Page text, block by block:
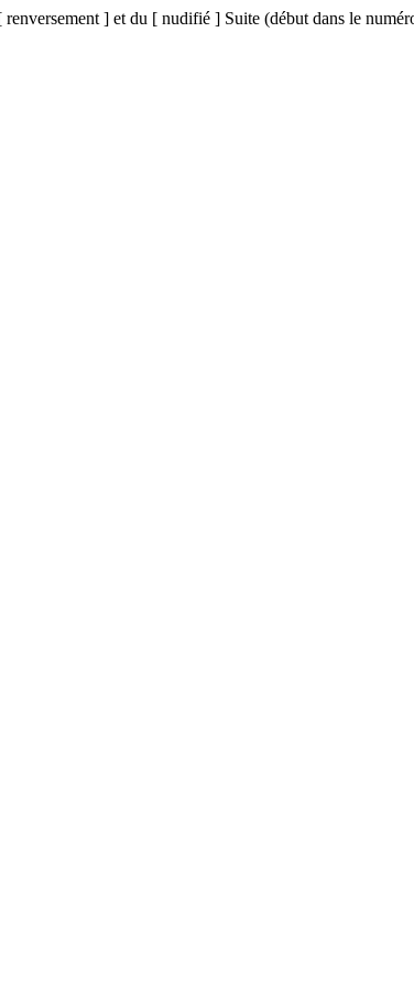
] et du [ nudifié ] Suite (début dans le